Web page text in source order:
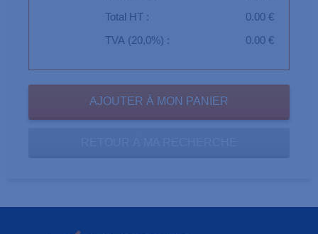
Total HT :
0.00 €
TVA (20,0%) :
0.00 €